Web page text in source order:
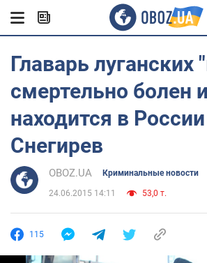
Главарь луганских
смертельно болен и
находится в
Снегирев
OBOZ.UA Криминальные новости
24.06.2015 14:11 53,0 т.
115